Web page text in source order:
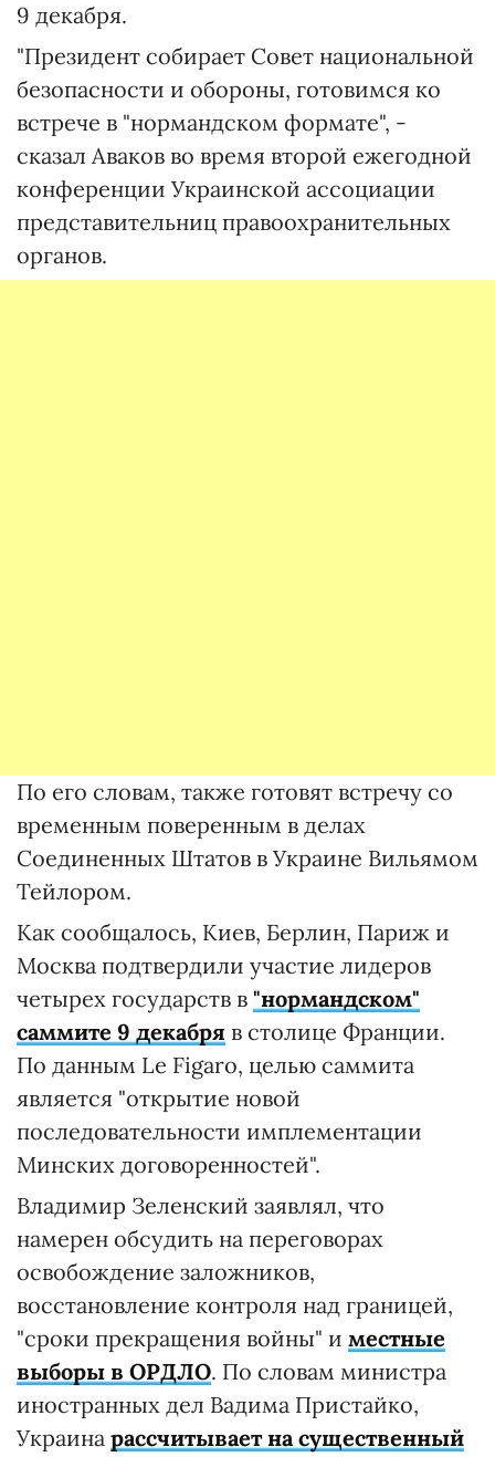
9 декабря.
"Президент собирает Совет национальной
безопасности и обороны, готовимся ко
встрече в "нормандском формате", -
сказал Аваков во время второй ежегодной
конференции Украинской ассоциации
представительниц правоохранительных
органов.
По его словам, также готовят встречу со
временным поверенным в делах
Соединенных Штатов в Украине Вильямом
Тейлором.
Как сообщалось, Киев, Берлин, Париж и
Москва подтвердили участие лидеров
четырех государств в "нормандском"
саммите 9 декабря в столице Франции.
По данным Le Figaro, целью саммита
является "открытие новой
последовательности имплементации
Минских договоренностей".
Владимир Зеленский заявлял, что
намерен обсудить на переговорах
освобождение заложников,
восстановление контроля над границей,
"сроки прекращения войны" и местные
выборы в ОРДЛО. По словам министра
иностранных дел Вадима Пристайко,
Украина рассчитывает на существенный